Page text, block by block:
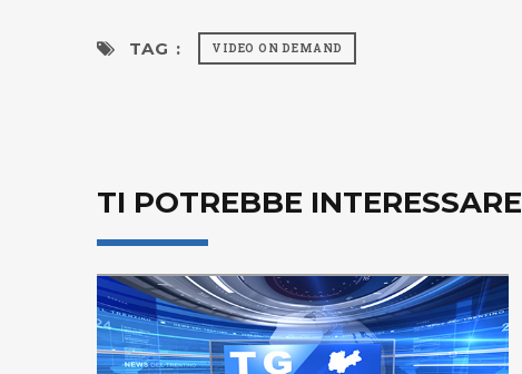
TAG : VIDEO ON DEMAND
TI POTREBBE INTERESSARE